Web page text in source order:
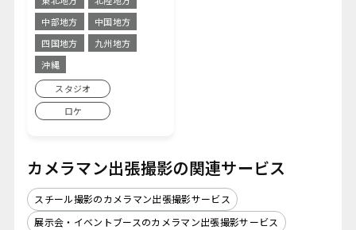
中部地方
中国地方
四国地方
九州地方
沖縄
スタジオ
ロケ
カメラマン出張撮影の関連サービス
スチール撮影のカメラマン出張撮影サービス
展示会・イベントブースのカメラマン出張撮影サービス